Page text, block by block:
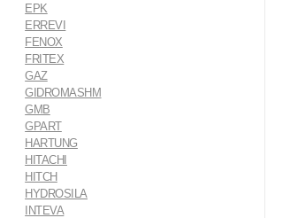
EPK
ERREVI
FENOX
FRITEX
GAZ
GIDROMASHM
GMB
GPART
HARTUNG
HITACHI
HITCH
HYDROSILA
INTEVA